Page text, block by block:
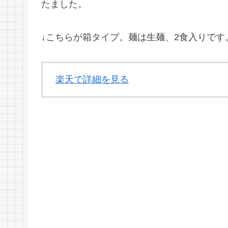
たました。
↓こちらが箱タイプ。麺は生麺、2食入りです
楽天で詳細を見る